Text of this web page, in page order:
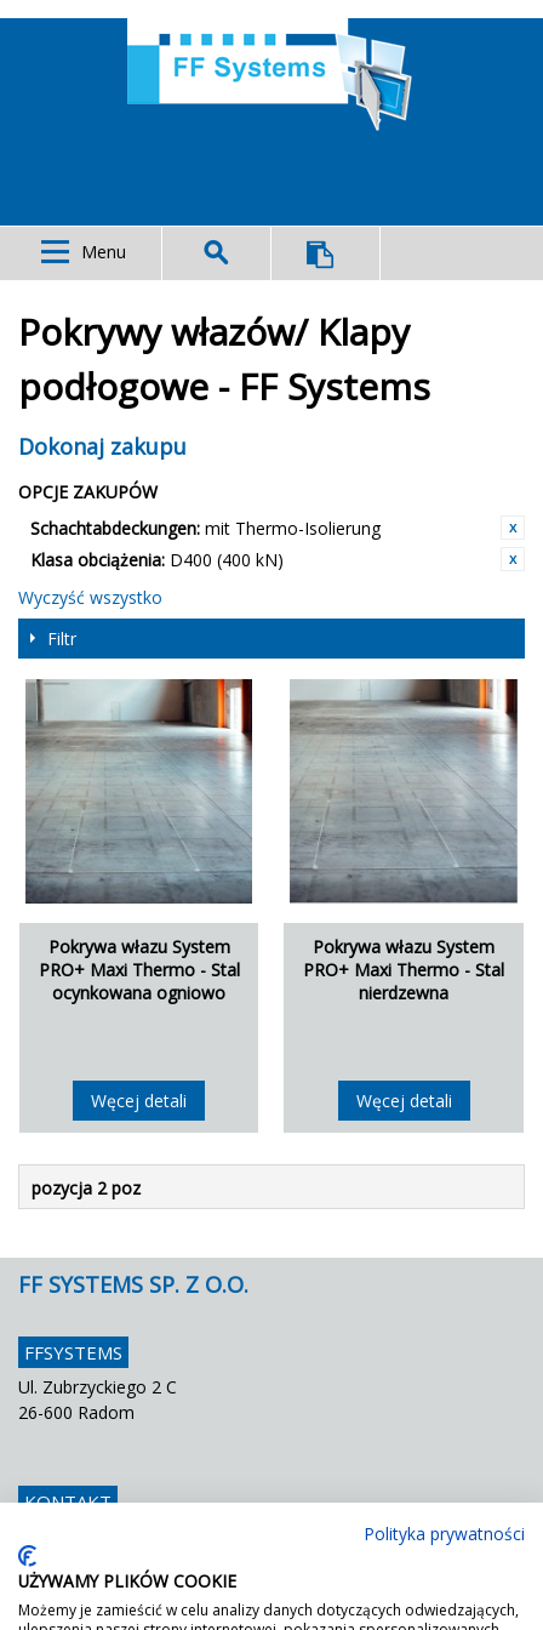
Menu
Pokrywy włazów/ Klapy
podłogowe - FF Systems
Dokonaj zakupu
OPCJE ZAKUPÓW
Schachtabdeckungen: mit Thermo-Isolierung
Klasa obciążenia: D400 (400 kN)
Wyczyść wszystko
Filtr
Pokrywa włazu System
PRO+ Maxi Thermo - Stal
ocynkowana ogniowo
Węcej detali
Pokrywa włazu System
PRO+ Maxi Thermo - Stal
nierdzewna
Węcej detali
pozycja 2 poz
FF SYSTEMS SP. Z O.O.
FFSYSTEMS
Ul. Zubrzyckiego 2 C
26-600 Radom
KONTAKT
Fax
E mail
info@ffsystems.pl
Polityka prywatności
UŻYWAMY PLIKÓW COOKIE
Możemy je zamieścić w celu analizy danych dotyczących odwiedzających,